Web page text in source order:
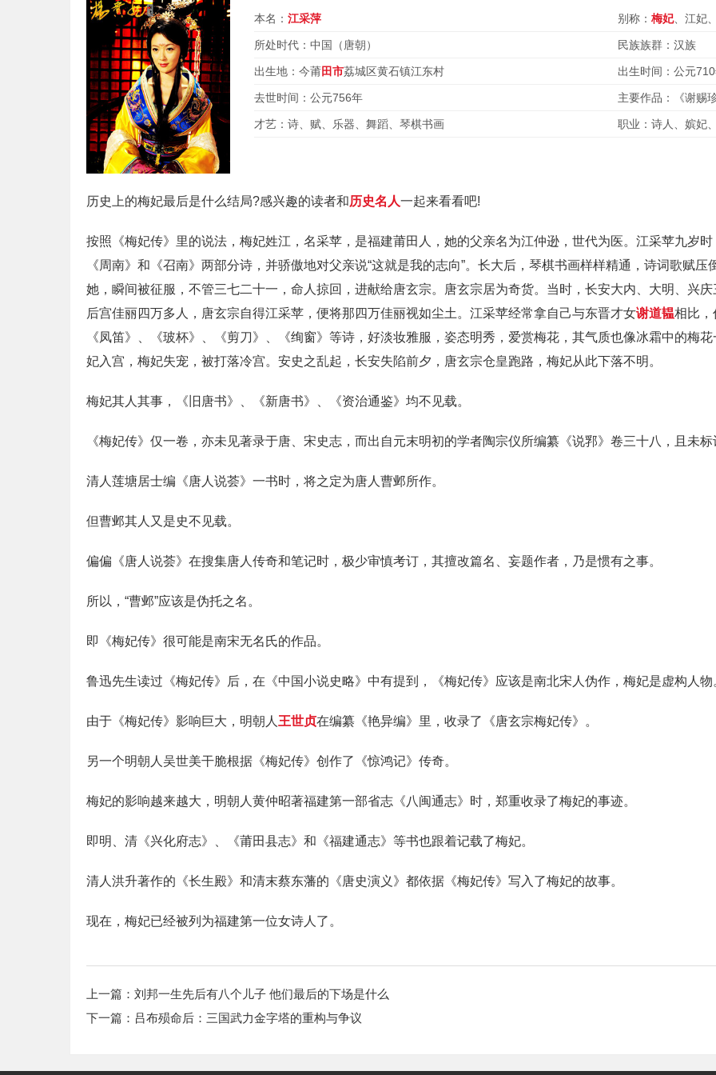
本名： 江采萍 别称： 梅妃、江妃
所处时代：中国（唐朝） 民族族群：汉族
出生地：今莆田市荔城区黄石镇江东村 出生时间：公元
去世时间：公元756年 主要作品：《谢赐
才艺：诗、赋、乐器、舞蹈、琴棋书画 职业：诗人、嫔妃
历史上的梅妃最后是什么结局?感兴趣的读者和历史名人一起来看看吧!
按照《梅妃传》里的说法，梅妃姓江，名采苹，是福建莆田人，她的父亲名为江仲逊，世代为医。江采苹九岁
《周南》和《召南》两部分诗，并骄傲地对父亲说“这就是我的志向”。长大后，琴棋书画样样精通，诗词歌赋压
她，瞬间被征服，不管三七二十一，命人掠回，进献给唐玄宗。唐玄宗居为奇货。当时，长安大内、大明、兴
后宫佳丽四万多人，唐玄宗自得江采苹，便将那四万佳丽视如尘土。江采苹经常拿自己与东晋才女谢道韫相比，
《凤笛》、《玻杯》、《剪刀》、《绚窗》等诗，好淡妆雅服，姿态明秀，爱赏梅花，其气质也像冰霜中的梅
妃入宫，梅妃失宠，被打落冷宫。安史之乱起，长安失陷前夕，唐玄宗仓皇跑路，梅妃从此下落不明。
梅妃其人其事，《旧唐书》、《新唐书》、《资治通鉴》均不见载。
《梅妃传》仅一卷，亦未见著录于唐、宋史志，而出自元末明初的学者陶宗仪所编纂《说郛》卷三十八，且未标
清人莲塘居士编《唐人说荟》一书时，将之定为唐人曹邺所作。
但曹邺其人又是史不见载。
偏偏《唐人说荟》在搜集唐人传奇和笔记时，极少审慎考订，其擅改篇名、妄题作者，乃是惯有之事。
所以，“曹邺”应该是伪托之名。
即《梅妃传》很可能是南宋无名氏的作品。
鲁迅先生读过《梅妃传》后，在《中国小说史略》中有提到，《梅妃传》应该是南北宋人伪作，梅妃是虚构人物
由于《梅妃传》影响巨大，明朝人 王世贞在编纂《艳异编》里，收录了《唐玄宗梅妃传》。
另一个明朝人吴世美干脆根据《梅妃传》创作了《惊鸿记》传奇。
梅妃的影响越来越大，明朝人黄仲昭著福建第一部省志《八闽通志》时，郑重收录了梅妃的事迹。
即明、清《兴化府志》、《莆田县志》和《福建通志》等书也跟着记载了梅妃。
清人洪升著作的《长生殿》和清末蔡东藩的《唐史演义》都依据《梅妃传》写入了梅妃的故事。
现在，梅妃已经被列为福建第一位女诗人了。
上一篇： 刘邦一生先后有八个儿子 他们最后的下场是什么
下一篇： 吕布殒命后：三国武力金字塔的重构与争议